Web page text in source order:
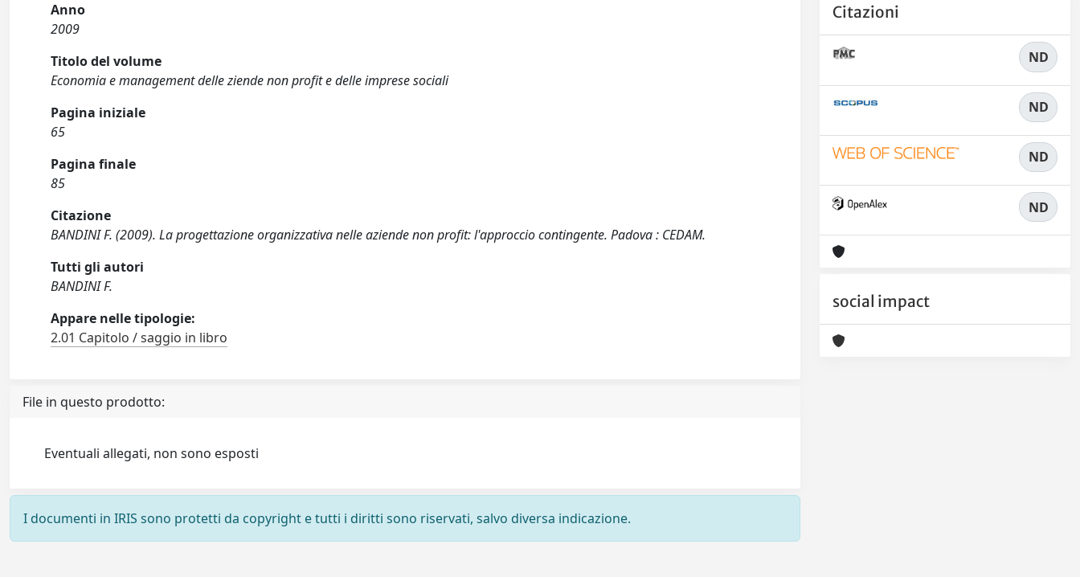
Anno
2009
Titolo del volume
Economia e management delle ziende non profit e delle imprese sociali
Pagina iniziale
65
Pagina finale
85
Citazione
BANDINI F. (2009). La progettazione organizzativa nelle aziende non profit: l'approccio contingente. Padova : CEDAM.
Tutti gli autori
BANDINI F.
Appare nelle tipologie:
2.01 Capitolo / saggio in libro
File in questo prodotto:
Eventuali allegati, non sono esposti
I documenti in IRIS sono protetti da copyright e tutti i diritti sono riservati, salvo diversa indicazione.
Citazioni
ND
ND
ND
ND
social impact